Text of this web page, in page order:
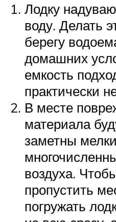
Лодку
воду. Делать
берегу
домашних
емкость
практически
В месте
материала
заметны
воздуха.
пропустить
погружать